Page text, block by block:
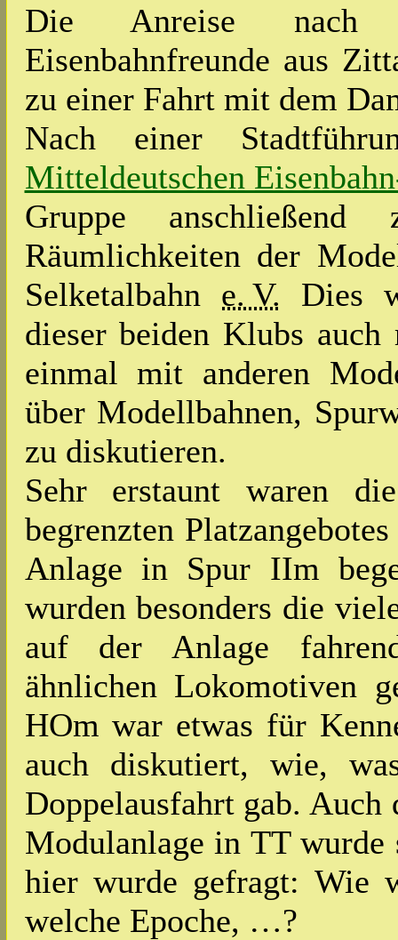
Die Anreise nach
Eisenbahnfreunde aus
zu einer Fahrt mit dem
Nach einer
Mitteldeutschen
Gruppe
Räumlichkeiten der
Selketalbahn e. V. Dies
dieser beiden Klubs
einmal mit anderen
über Modellbahnen,
zu diskutieren.
Sehr erstaunt waren
begrenzten
Anlage in Spur IIm
wurden besonders die
auf der Anlage
ähnlichen Lokomotiven
HOm war etwas für
auch diskutiert, wie,
Doppelausfahrt gab.
Modulanlage in TT wurde
hier wurde gefragt: Wie
welche Epoche, …?